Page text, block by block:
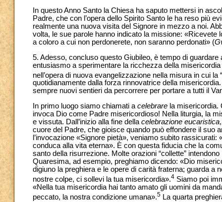
In questo Anno Santo la Chiesa ha saputo mettersi in
Padre, che con l’opera dello Spirito Santo le ha reso più
realmente una nuova visita del Signore in mezzo a noi.
volta, le sue parole hanno indicato la missione:
a coloro a cui non perdonerete, non saranno perdonati» (
5. Adesso, concluso questo Giubileo, è tempo di
entusiasmo a sperimentare la ricchezza della
nell’opera di nuova evangelizzazione nella misura in cui
quotidianamente dalla forza rinnovatrice della
sempre nuovi sentieri da percorrere per portare a tutti il
In primo luogo siamo chiamati a celebrare la misericordia.
invoca Dio come Padre misericordioso! Nella liturgia, la
e vissuta. Dall’inizio alla fine della celebrazione eucaristica
cuore del Padre, che gioisce quando può effondere il suo
l’invocazione «Signore pietà», veniamo subito
conduca alla vita eterna». È con questa fiducia che la
santo della risurrezione. Molte orazioni “collette”
Quaresima, ad esempio, preghiamo dicendo: «Dio
digiuno la preghiera e le opere di carità fraterna; guarda
nostre colpe, ci sollevi la tua misericordia».4 Siamo poi
«Nella tua misericordia hai tanto amato gli uomini da
peccato, la nostra condizione umana».5 La quarta